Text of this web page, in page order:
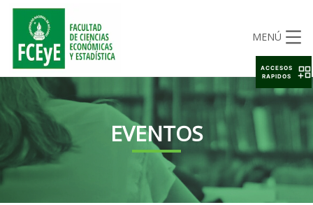
MENÚ
EVENTOS
ACCESOS
RAPIDOS